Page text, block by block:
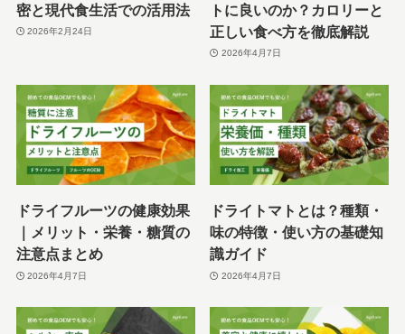
密と現代食生活での活用法
2026年2月24日
トに良いのか？カロリーと
正しい食べ方を徹底解説
2026年4月7日
ドライフルーツの健康効果
｜メリット・栄養・糖質の
注意点まとめ
2026年4月7日
ドライトマトとは？種類・
味の特徴・使い方の基礎知
識ガイド
2026年4月7日